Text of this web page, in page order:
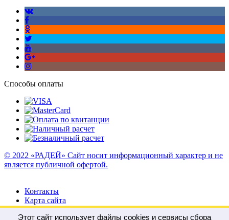
Способы оплаты
© 2022 «РАДЕЙ» Сайт носит информационный характер и не
является публичной офертой.
Контакты
Карта сайта
Этот сайт использует файлы cookies и сервисы сбора